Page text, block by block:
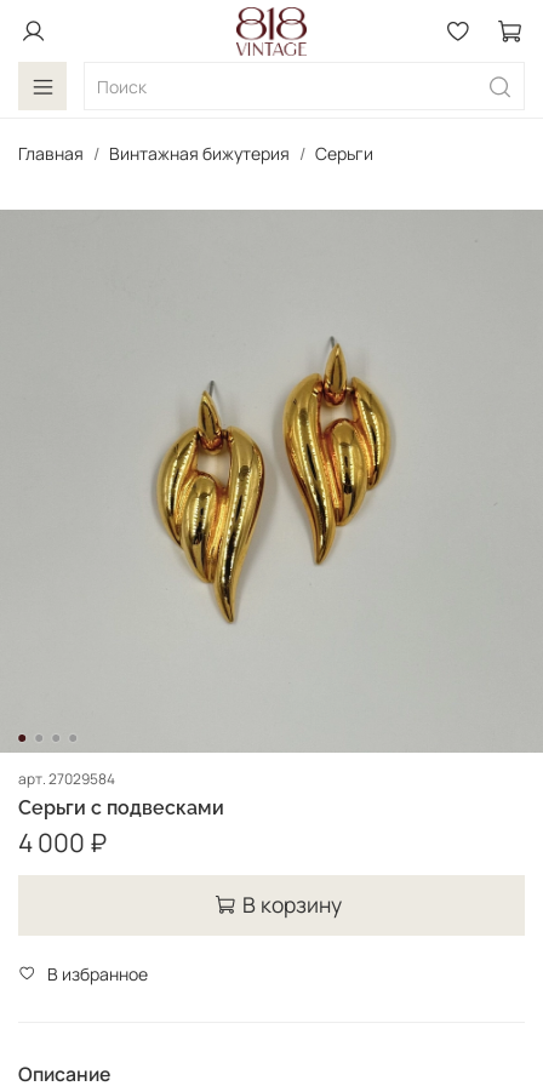
Главная Винтажная бижутерия Серьги
арт.27029584
Серьги с подвесками
4 000 ₽
В корзину
В избранное
Описание